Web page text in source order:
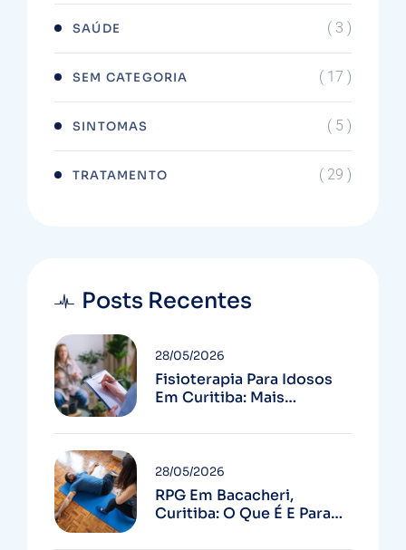
SAÚDE ( 3 )
SEM CATEGORIA ( 17 )
SINTOMAS ( 5 )
TRATAMENTO ( 29 )
Posts Recentes
Fisioterapia Para Idosos
Em Curitiba: Mais
Quedas
28/05/2026
RPG Em Bacacheri,
Curitiba: O Que É E Para
28/05/2026